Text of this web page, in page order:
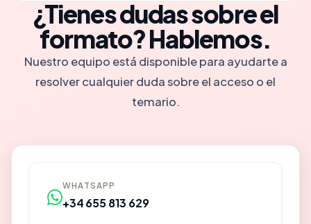
básico de clínica.
Obtendrás un diploma de Certificación KenZen
que avala tus 40 horas de formación en
Diagnóstico y Tratamiento Integrativo de
Cefaleas.
¿Tienes dudas sobre el
formato? Hablemos.
Nuestro equipo está disponible para ayudarte a
resolver cualquier duda sobre el acceso o el
temario.
WHATSAPP
+34 655 813 629